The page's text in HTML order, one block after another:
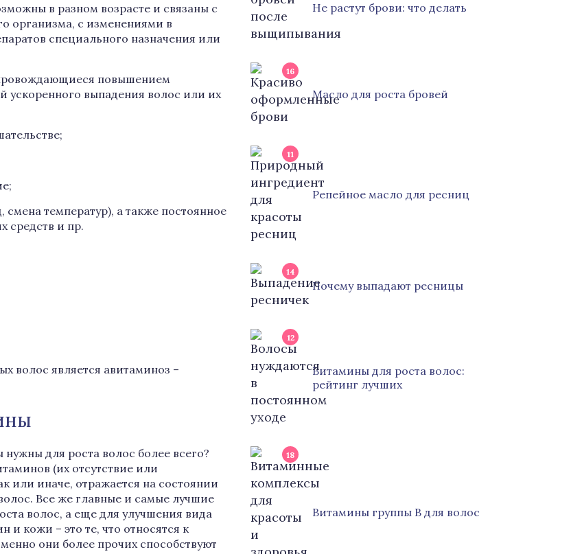
в разном возрасте и связаны с
организма, с изменениями в
специального назначения или
повышением
ускоренного выпадения волос или их
смена температур), а также постоянное
средств и пр.
волос является авитаминоз –
для роста волос более всего?
(их отсутствие или
или иначе, отражается на состоянии
Все же главные и самые лучшие
волос, а еще для улучшения вида
и кожи – это те, что относятся к
они более прочих способствуют
Не растут брови: что делать
16
Масло для роста бровей
11
Репейное масло для ресниц
14
Почему выпадают ресницы
12
Витамины для роста волос:
рейтинг лучших
18
Витамины группы B для волос